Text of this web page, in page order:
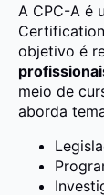
A CPC-A é
objetivo é
meio de
aborda